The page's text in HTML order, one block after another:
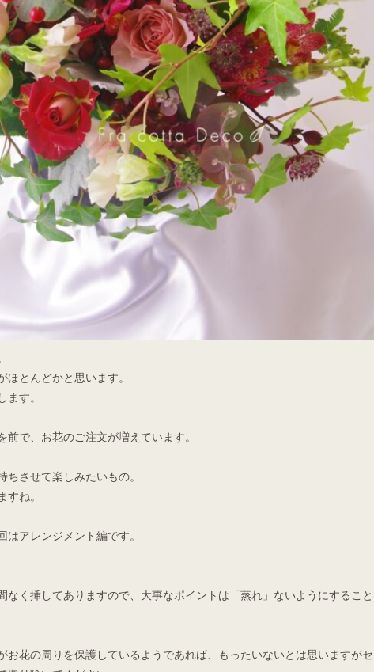
とんどかと思います。
ます。
前で、お花のご注文が増えています。
させて楽しみたいもの。
すね。
はアレンジメント編です。
なく挿してありますので、大事なポイントは「蒸れ」ないようにすること
お花の周りを保護しているようであれば、もったいないとは思いますがセ